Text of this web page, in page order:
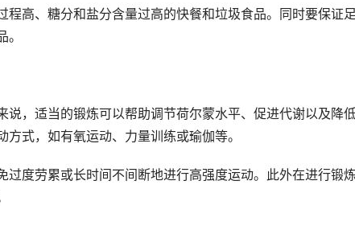
高、糖分和盐分含量过高的快餐和垃圾食品。同时要保证
，适当的锻炼可以帮助调节荷尔蒙水平、促进代谢以及降
式，如有氧运动、力量训练或瑜伽等。
度劳累或长时间不间断地进行高强度运动。此外在进行锻